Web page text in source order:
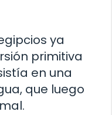
ya
primitiva
en una
que luego